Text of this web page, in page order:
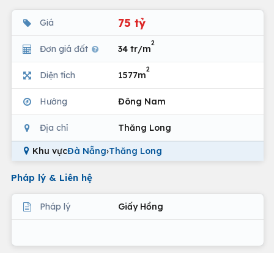
Giá 75 tỷ
Đơn giá đất 34 tr/m
2
Diện tích 1577m
2
Hướng Đông Nam
Địa chỉ Thăng Long
Khu vựcĐà Nẵng›Thăng Long
Pháp lý & Liên hệ
Pháp lý Giấy Hồng